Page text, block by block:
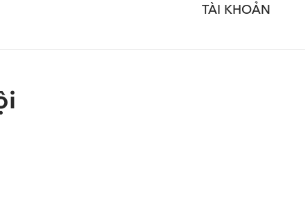
TÀI KHOẢN